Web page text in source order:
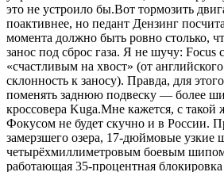
это не устроило бы.Вот тормозить
поактивнее, но педант Дензинг
момента должно быть ровно столько,
занос под сброс газа. Я не шучу: Focus
«счастливым на хвост» (от
склонность к заносу). Правда, для
поменять заднюю подвеску — более
кроссовера Kuga.Мне кажется, с такой
Фокусом не будет скучно и в России.
замерзшего озера, 17-дюймовые узкие
четырёхмиллиметровым боевым
работающая 35-процентная